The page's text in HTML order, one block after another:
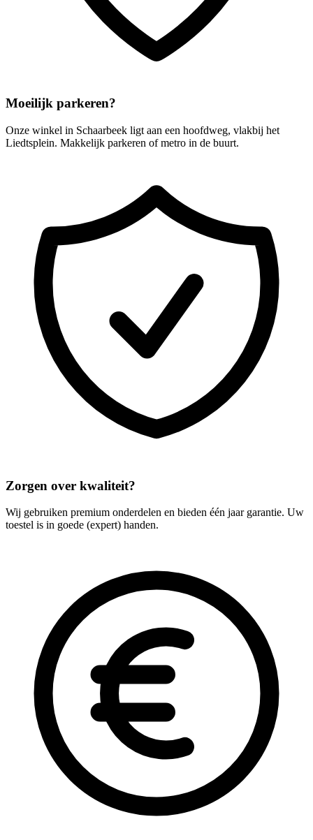
Moeilijk parkeren?
Onze winkel in Schaarbeek ligt aan een hoofdweg, vlakbij het
Liedtsplein. Makkelijk parkeren of metro in de buurt.
Zorgen over kwaliteit?
Wij gebruiken premium onderdelen en bieden één jaar garantie. Uw
toestel is in goede (expert) handen.